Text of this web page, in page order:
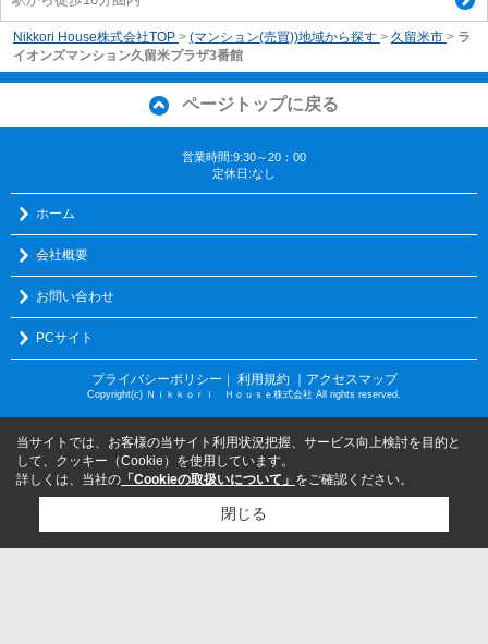
Nikkori House株式会社TOP > (マンション(売買))地域から探す > 久留米市 > ラ
イオンズマンション久留米プラザ3番館
ページトップに戻る
営業時間:9:30～20：00
定休日:なし
ホーム
会社概要
お問い合わせ
PCサイト
プライバシーポリシー 利用規約 ｜アクセスマップ
Copyright(c) Ｎｉｋｋｏｒｉ Ｈｏｕｓｅ株式会社 All rights reserved.
当サイトでは、お客様の当サイト利用状況把握、サービス向上検討を目的と
して、クッキー（Cookie）を使用しています。
詳しくは、当社の 「Cookieの取扱いについて」 をご確認ください。
閉じる